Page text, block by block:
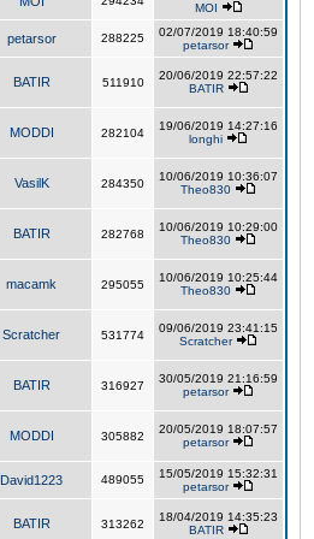
MOI
petarsor 288225
02/07/2019 18:40:59
petarsor
BATIR 511910
20/06/2019 22:57:22
BATIR
MODDI 282104
19/06/2019 14:27:16
longhi
VasilK 284350
10/06/2019 10:36:07
Theo830
BATIR 282768
10/06/2019 10:29:00
Theo830
macamk 295055
10/06/2019 10:25:44
Theo830
Scratcher 531774
09/06/2019 23:41:15
Scratcher
BATIR 316927
30/05/2019 21:16:59
petarsor
MODDI 305882
20/05/2019 18:07:57
petarsor
David1223 489055
15/05/2019 15:32:31
petarsor
BATIR 313262
18/04/2019 14:35:23
BATIR